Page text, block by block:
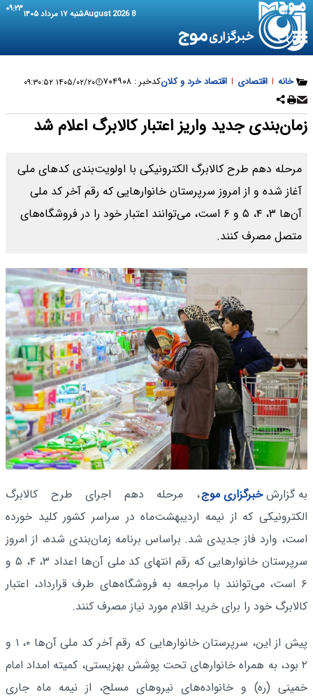
8 August 2026 شنبه ۱۷ مرداد ۱۴۰۵ ۰۹:۲۳
خانه | اقتصادی | اقتصاد خرد و کلانکدخبر : ۷۰۴۹۰۸ ۱۴۰۵/۰۲/۲۰ ۰۹:۳۰:۵۲
زمان‌بندی جدید واریز اعتبار کالابرگ اعلام شد
مرحله دهم طرح کالابرگ الکترونیکی با اولویت‌بندی کدهای ملی
آغاز شده و از امروز سرپرستان خانوارهایی که رقم آخر کد ملی
آن‌ها ۳، ۴، ۵ و ۶ است، می‌توانند اعتبار خود را در فروشگاه‌های
متصل مصرف کنند.
به گزارشخبرگزاری موج، مرحله دهم اجرای طرح کالابرگ
الکترونیکی که از نیمه اردیبهشت‌ماه در سراسر کشور کلید خورده
است، وارد فاز جدیدی شد. براساس برنامه زمان‌بندی شده، از امروز
سرپرستان خانوارهایی که رقم انتهای کد ملی آن‌ها اعداد ۳، ۴، ۵ و
۶ است، می‌توانند با مراجعه به فروشگاه‌های طرف قرارداد، اعتبار
کالابرگ خود را برای خرید اقلام مورد نیاز مصرف کنند.
پیش از این، سرپرستان خانوارهایی که رقم آخر کد ملی آن‌ها ۰، ۱ و
۲ بود، به همراه خانوارهای تحت پوشش بهزیستی، کمیته امداد امام
خمینی (ره) و خانواده‌های نیروهای مسلح، از نیمه ماه جاری